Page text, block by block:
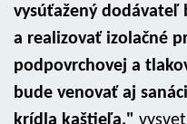
vysúťažený dodávateľ
a realizovať izolačné
podpovrchovej a
bude venovať aj
krídla kaštieľa,"